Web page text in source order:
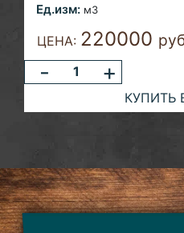
Ед.изм: м3
ЦЕНА: 220000
- +
КУПИТЬ